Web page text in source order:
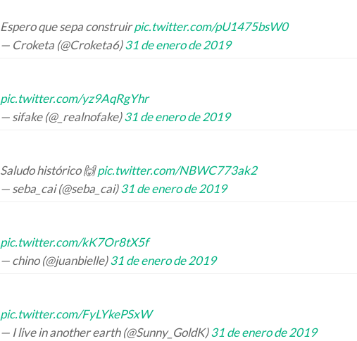
Espero que sepa construirpic.twitter.com/pU1475bsW0
— Croketa (@Croketa6)31 de enero de 2019
pic.twitter.com/yz9AqRgYhr
— sifake (@_realnofake)31 de enero de 2019
Saludo histórico 🙌pic.twitter.com/NBWC773ak2
— seba_cai (@seba_cai)31 de enero de 2019
pic.twitter.com/kK7Or8tX5f
— chino (@juanbielle)31 de enero de 2019
pic.twitter.com/FyLYkePSxW
— I live in another earth (@Sunny_GoldK)31 de enero de 2019